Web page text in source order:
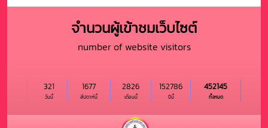
จำนวนผู้เข้าชมเว็บไซต์
number of website visitors
วันนี้
321
สัปดาห์นี้
1677
เดือนนี้
2826
ปีนี้
152786
ทั้งหมด
452145